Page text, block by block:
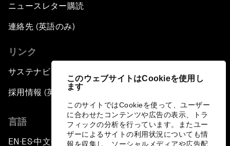
このウェブサイトはCookieを使用し
ます
このサイトではCookieを使って、ユーザー
に合わせたコンテンツや広告の表示、トラ
フィックの分析を行っています。またユー
ザーによるサイトの利用状況についても情
報を収集し、ソーシャルメディアや広告配
ニュースレター購読
連絡先 (英語のみ)
リンク
サステナビリティへの取り組み
採用情報 (英語のみ)
言語
EN ▪ES▪中文▪ 日本語